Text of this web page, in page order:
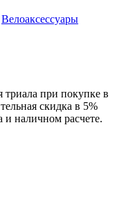
Велоаксессуары
триала при покупке в
скидка в 5%
и наличном расчете.